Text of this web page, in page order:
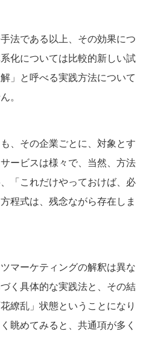
法である以上、その効果につ
化については比較的新しい試
」と呼べる実践方法について
。
、その企業ごとに、対象とす
ービスは様々で、当然、方法
「これだけやっておけば、必
程式は、残念ながら存在しま
マーケティングの解釈は異な
く具体的な実践法と、その結
繚乱」状態ということになり
眺めてみると、共通項が多く